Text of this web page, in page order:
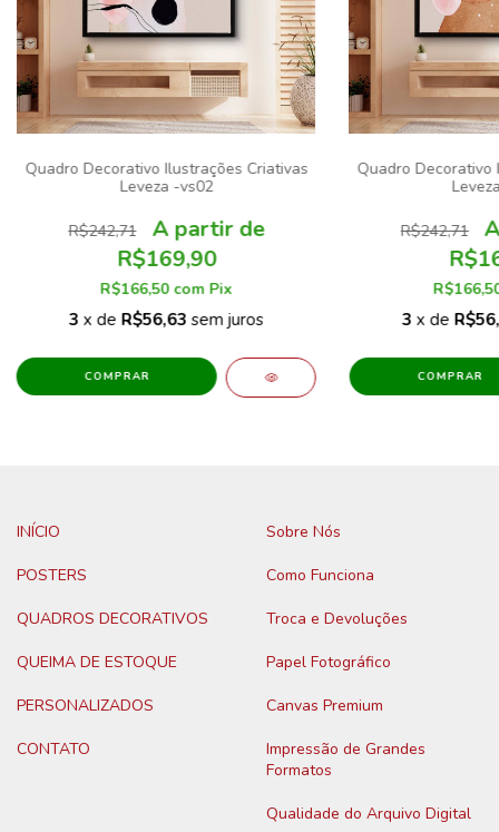
Quadro Decorativo Ilustrações Criativas
Leveza -vs02
R$242,71
R$169,90
R$166,50 com Pix
3 x de R$56,63 sem juros
COMPRAR
Quadro Decorativo
R$242,71
3 x de
COMPRAR
INÍCIO
POSTERS
QUADROS DECORATIVOS
QUEIMA DE ESTOQUE
PERSONALIZADOS
CONTATO
Sobre Nós
Como Funciona
Troca e Devoluções
Papel Fotográfico
Canvas Premium
Impressão de Grandes
Formatos
Qualidade do Arquivo Digital